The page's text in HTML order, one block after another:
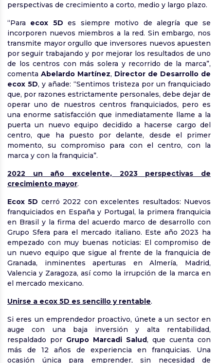
perspectivas de crecimiento a corto, medio y largo plazo.
“Para ecox 5D es siempre motivo de alegría que se
incorporen nuevos miembros a la red. Sin embargo, nos
transmite mayor orgullo que inversores nuevos apuesten
por seguir trabajando y por mejorar los resultados de uno
de los centros con más solera y recorrido de la marca”,
comenta Abelardo Martínez, Director de Desarrollo de
ecox 5D, y añade: “Sentimos tristeza por un franquiciado
que, por razones estrictamente personales, debe dejar de
operar uno de nuestros centros franquiciados, pero es
una enorme satisfacción que inmediatamente llame a la
puerta un nuevo equipo decidido a hacerse cargo del
centro, que ha puesto por delante, desde el primer
momento, su compromiso para con el centro, con la
marca y con la franquicia”.
2022 un año excelente, 2023 perspectivas de
crecimiento mayor.
Ecox 5D cerró 2022 con excelentes resultados: Nuevos
franquiciados en España y Portugal, la primera franquicia
en Brasil y la firma del acuerdo marco de desarrollo con
Grupo Sfera para el mercado italiano. Este año 2023 ha
empezado con muy buenas noticias: El compromiso de
un nuevo equipo que sigue al frente de la franquicia de
Granada, inminentes aperturas en Almería, Madrid,
Valencia y Zaragoza, así como la irrupción de la marca en
el mercado mexicano.
Unirse a ecox 5D es sencillo y rentable.
Si eres un emprendedor proactivo, únete a un sector en
auge con una baja inversión y alta rentabilidad,
respaldado por Grupo Marcadi Salud, que cuenta con
más de 12 años de experiencia en franquicias. Una
ocasión única para emprender, sin necesidad de